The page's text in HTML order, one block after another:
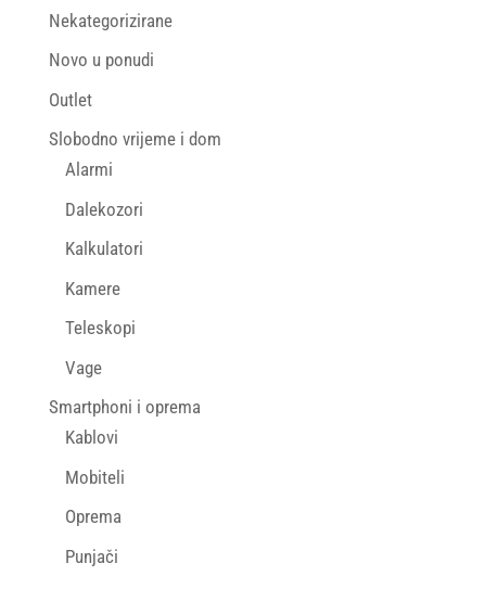
Nekategorizirane
Novo u ponudi
Outlet
Slobodno vrijeme i dom
Alarmi
Dalekozori
Kalkulatori
Kamere
Teleskopi
Vage
Smartphoni i oprema
Kablovi
Mobiteli
Oprema
Punjači